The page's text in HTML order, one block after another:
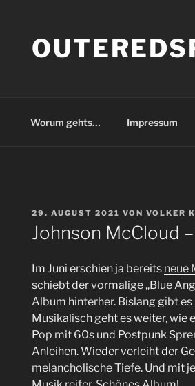
Worum gehts… Impressum
VERÖFFENTLICHT
AM
29. AUGUST 2021 VON VOLKER
Johnson McCloud
Im Juni erschien ja bereits neue
schiebt der vormalige „Blue
Album hinterher. Bislang gibt es
Musikalisch geht es weiter, wie
Pop mit 60s und Postpunk
Anleihen. Wieder verleiht der
melancholische Tiefe. Und mit